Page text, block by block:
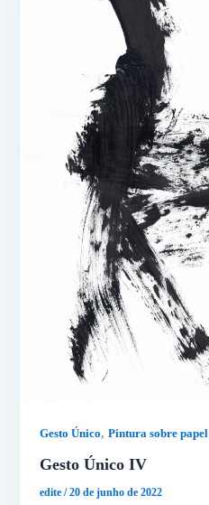
Gesto Único,Pintura sobre papel
Gesto Único IV
edite/20 de junho de 2022